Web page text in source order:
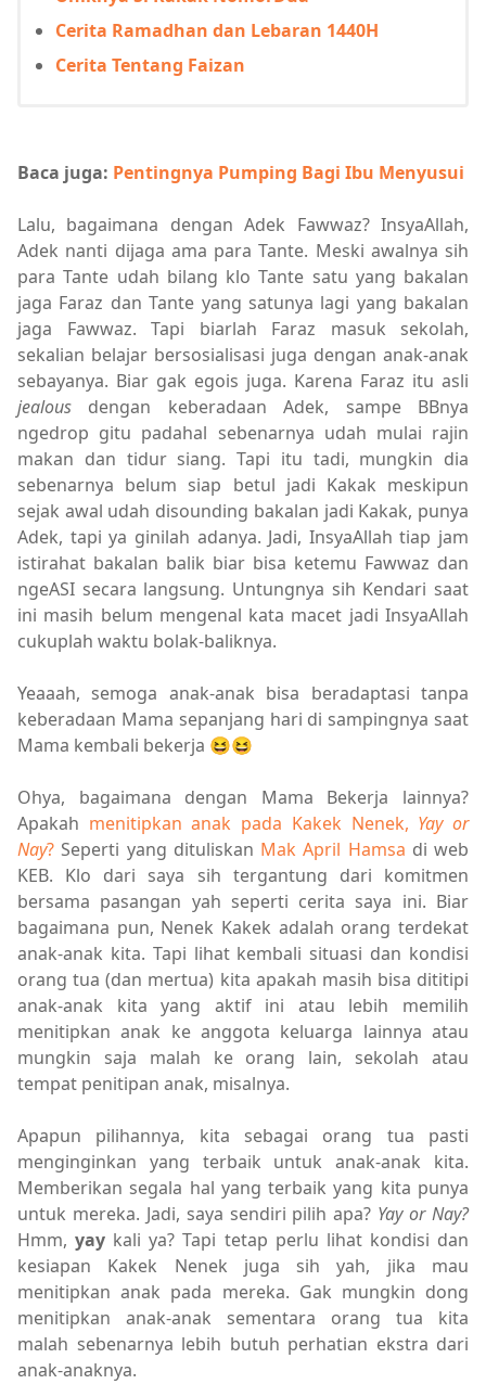
Cerita Ramadhan dan Lebaran 1440H
Cerita Tentang Faizan
Baca juga: Pentingnya Pumping Bagi Ibu Menyusui
Lalu, bagaimana dengan Adek Fawwaz? InsyaAllah,
Adek nanti dijaga ama para Tante. Meski awalnya sih
para Tante udah bilang klo Tante satu yang bakalan
jaga Faraz dan Tante yang satunya lagi yang bakalan
jaga Fawwaz. Tapi biarlah Faraz masuk sekolah,
sekalian belajar bersosialisasi juga dengan anak-anak
sebayanya. Biar gak egois juga. Karena Faraz itu asli
jealous dengan keberadaan Adek, sampe BBnya
ngedrop gitu padahal sebenarnya udah mulai rajin
makan dan tidur siang. Tapi itu tadi, mungkin dia
sebenarnya belum siap betul jadi Kakak meskipun
sejak awal udah disounding bakalan jadi Kakak, punya
Adek, tapi ya ginilah adanya. Jadi, InsyaAllah tiap jam
istirahat bakalan balik biar bisa ketemu Fawwaz dan
ngeASI secara langsung. Untungnya sih Kendari saat
ini masih belum mengenal kata macet jadi InsyaAllah
cukuplah waktu bolak-baliknya.
Yeaaah, semoga anak-anak bisa beradaptasi tanpa
keberadaan Mama sepanjang hari di sampingnya saat
Mama kembali bekerja 😆😆
Ohya, bagaimana dengan Mama Bekerja lainnya?
Apakah menitipkan anak pada Kakek Nenek, Yay or
Nay? Seperti yang dituliskan Mak April Hamsa di web
KEB. Klo dari saya sih tergantung dari komitmen
bersama pasangan yah seperti cerita saya ini. Biar
bagaimana pun, Nenek Kakek adalah orang terdekat
anak-anak kita. Tapi lihat kembali situasi dan kondisi
orang tua (dan mertua) kita apakah masih bisa dititipi
anak-anak kita yang aktif ini atau lebih memilih
menitipkan anak ke anggota keluarga lainnya atau
mungkin saja malah ke orang lain, sekolah atau
tempat penitipan anak, misalnya.
Apapun pilihannya, kita sebagai orang tua pasti
menginginkan yang terbaik untuk anak-anak kita.
Memberikan segala hal yang terbaik yang kita punya
untuk mereka. Jadi, saya sendiri pilih apa? Yay or Nay?
Hmm,yay kali ya? Tapi tetap perlu lihat kondisi dan
kesiapan Kakek Nenek juga sih yah, jika mau
menitipkan anak pada mereka. Gak mungkin dong
menitipkan anak-anak sementara orang tua kita
malah sebenarnya lebih butuh perhatian ekstra dari
anak-anaknya.